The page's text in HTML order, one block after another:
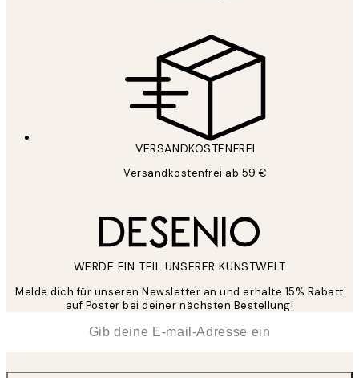
VERSANDKOSTENFREI
Versandkostenfrei ab 59 €
WERDE EIN TEIL UNSERER KUNSTWELT
Melde dich für unseren Newsletter an und erhalte 15% Rabatt
auf Poster bei deiner nächsten Bestellung!